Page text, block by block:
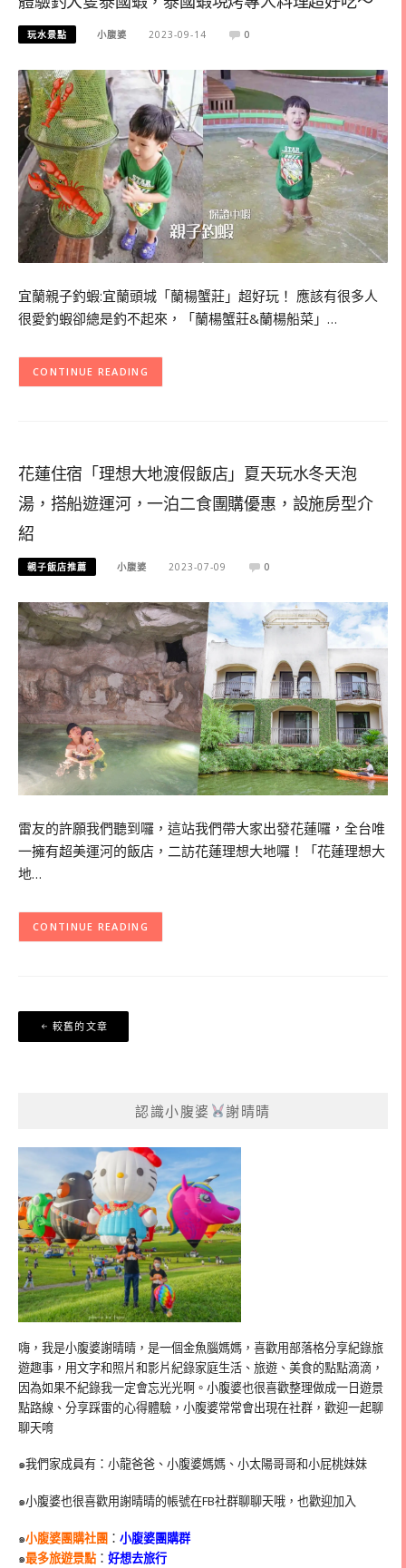
玩水景點 小腹婆 2023-09-14 0
宜蘭親子釣蝦:宜蘭頭城「蘭楊蟹莊」超好玩！ 應該有很多人
很愛釣蝦卻總是釣不起來，「蘭楊蟹莊&蘭楊船菜」…
CONTINUE READING
花蓮住宿「理想大地渡假飯店」夏天玩水冬天泡
湯，搭船遊運河，一泊二食團購優惠，設施房型介
紹
親子飯店推薦 小腹婆 2023-07-09 0
雷友的許願我們聽到囉，這站我們帶大家出發花蓮囉，全台唯
一擁有超美運河的飯店，二訪花蓮理想大地囉！「花蓮理想大
地…
CONTINUE READING
文
章
較舊的文章
認識小腹婆 謝晴晴
嗨，我是小腹婆謝晴晴，是一個金魚腦媽媽，喜歡用部落格分享紀錄旅
遊趣事，用文字和照片和影片紀錄家庭生活、旅遊、美食的點點滴滴，
因為如果不紀錄我一定會忘光光啊。小腹婆也很喜歡整理做成一日遊景
點路線、分享踩雷的心得體驗，小腹婆常常會出現在社群，歡迎一起聊
聊天唷
๑我們家成員有：小龍爸爸、小腹婆媽媽、小太陽哥哥和小屁桃妹妹
๑小腹婆也很喜歡用謝晴晴的帳號在FB社群聊聊天哦，也歡迎加入
๑小腹婆團購社團 ： 小腹婆團購群
๑最多旅遊景點： 好想去旅行